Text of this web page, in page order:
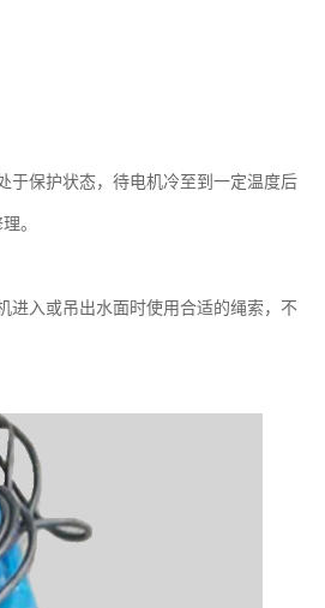
于保护状态，待电机冷至到一定温度后
。
进入或吊出水面时使用合适的绳索，不